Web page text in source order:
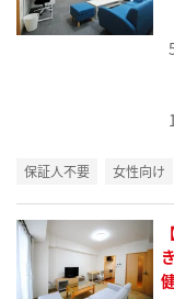
保証人不要 女性向け